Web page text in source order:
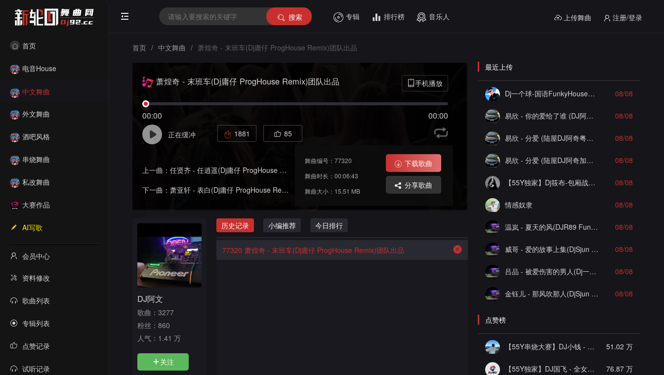
搜索 专辑 排行榜 音乐人 上传舞曲 注册/登录
首页
电音House
中文舞曲
外文舞曲
酒吧风格
串烧舞曲
私改舞曲
大赛作品
AI写歌
会员中心
资料修改
歌曲列表
专辑列表
点赞记录
试听记录
首页 / 中文舞曲 / 萧煌奇 - 末班车(Dj庸仔 ProgHouse Remix)团队出品
1881 85
萧煌奇 - 末班车(Dj庸仔 ProgHouse Remix)团队出品 手机播放
00:00 00:00
正在缓冲
上一曲： 任贤齐 - 任逍遥(Dj庸仔 ProgHouse Remix)团队出品
下一曲： 萧亚轩 - 表白(Dj庸仔 ProgHouse Remix)团队出品
舞曲编号：77320
舞曲时长：00:06:43
舞曲大小：15.51 MB
下载歌曲
分享歌曲
DJ阿文
歌曲：3277
粉丝：860
人气： 1.41 万
关注
历史记录 小编推荐 今日排行
77320 萧煌奇 - 末班车(Dj庸仔 ProgHouse Remix)团队出品
最近上传
Dj一个球-国语FunkyHouse音乐你永远不知道故乡抽离飘弹空灵鼓系列慢摇串烧NO.125 08/08
易欣 - 你的爱给了谁 (DJ阿奇车载版) 08/08
易欣 - 分爱 (陆屋DJ阿奇粤语Dj Mix版) 08/08
易欣 - 分爱 (陆屋DJ阿奇加快版) 08/08
【55Y独家】Dj筱布-包厢战神咚鼓有没有一首歌让你想起我FunkyHouse串烧 08/08
情感奴隶 08/08
温岚 - 夏天的风(DJR89 FunkyHouse Remix)Q鼓-DJ文少Edit 08/08
威哥 - 爱的故事上集(DjSjun FunkyHouse Remix)Q鼓-DJ文少Edit 08/08
吕品 - 被爱伤害的男人(Dj一枝花 FunkyHouse Remix)空灵鼓-DJ文少Edit 08/08
金钰儿 - 那风吹那人(DjSjun FunkyHouse Remix)Q鼓-DJ文少Edit 08/08
点赞榜
【55Y串烧大赛】DJ小钱 - 全中文旋律2025抖音热播精选串烧 51.02 万
【55Y独家】DJ国飞 - 全女声撕心裂肺的伤感情歌精选集-HiFi高清立体声车载连版大碟 76.87 万